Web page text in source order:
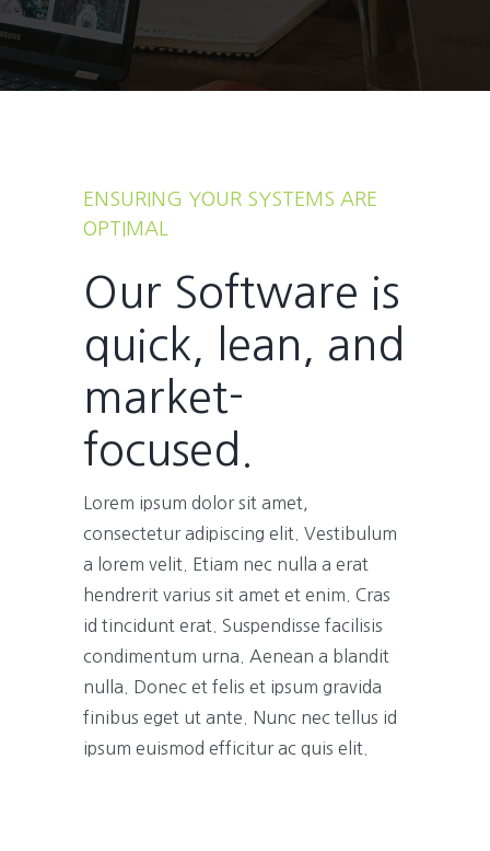
ENSURING YOUR SYSTEMS ARE
OPTIMAL
Our Software is
quick, lean, and
market-
focused.
Lorem ipsum dolor sit amet,
consectetur adipiscing elit. Vestibulum
a lorem velit. Etiam nec nulla a erat
hendrerit varius sit amet et enim. Cras
id tincidunt erat. Suspendisse facilisis
condimentum urna. Aenean a blandit
nulla. Donec et felis et ipsum gravida
finibus eget ut ante. Nunc nec tellus id
ipsum euismod efficitur ac quis elit.